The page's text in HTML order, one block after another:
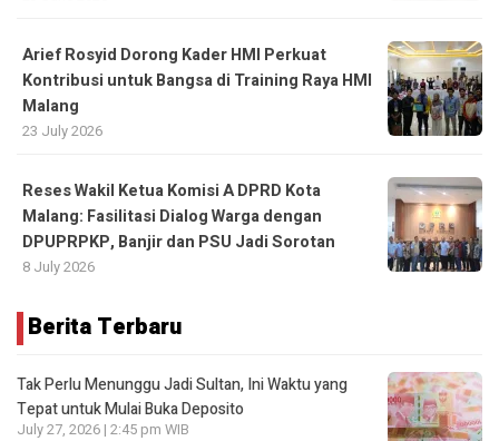
Arief Rosyid Dorong Kader HMI Perkuat
Kontribusi untuk Bangsa di Training Raya HMI
Malang
23 July 2026
Reses Wakil Ketua Komisi A DPRD Kota
Malang: Fasilitasi Dialog Warga dengan
DPUPRPKP, Banjir dan PSU Jadi Sorotan
8 July 2026
Berita Terbaru
Tak Perlu Menunggu Jadi Sultan, Ini Waktu yang
Tepat untuk Mulai Buka Deposito
July 27, 2026 | 2:45 pm WIB